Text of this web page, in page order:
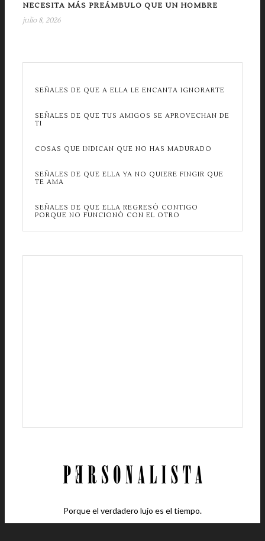
NECESITA MÁS PREÁMBULO QUE UN HOMBRE
julio 8, 2026
SEÑALES DE QUE A ELLA LE ENCANTA IGNORARTE
SEÑALES DE QUE TUS AMIGOS SE APROVECHAN DE
TI
COSAS QUE INDICAN QUE NO HAS MADURADO
SEÑALES DE QUE ELLA YA NO QUIERE FINGIR QUE
TE AMA
SEÑALES DE QUE ELLA REGRESÓ CONTIGO
PORQUE NO FUNCIONÓ CON EL OTRO
Porque el verdadero lujo es el tiempo.